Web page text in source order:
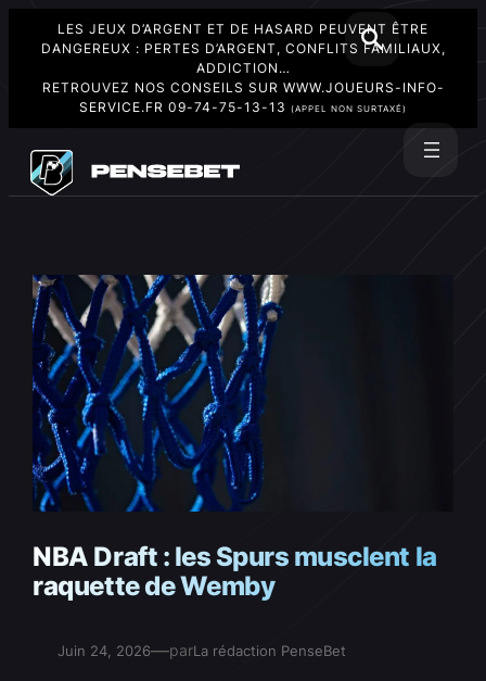
LES JEUX D’ARGENT ET DE HASARD PEUVENT ÊTRE
DANGEREUX : PERTES D’ARGENT, CONFLITS FAMILIAUX,
ADDICTION…
RETROUVEZ NOS CONSEILS SUR WWW.JOUEURS-INFO-
SERVICE.FR 09-74-75-13-13 (APPEL NON SURTAXÉ)
contenu
NBA Draft : les Spurs musclent la
raquette de Wemby
Juin 24, 2026—parLa rédaction PenseBet